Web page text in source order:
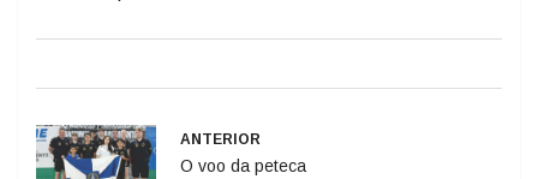
ANTERIOR
O voo da peteca